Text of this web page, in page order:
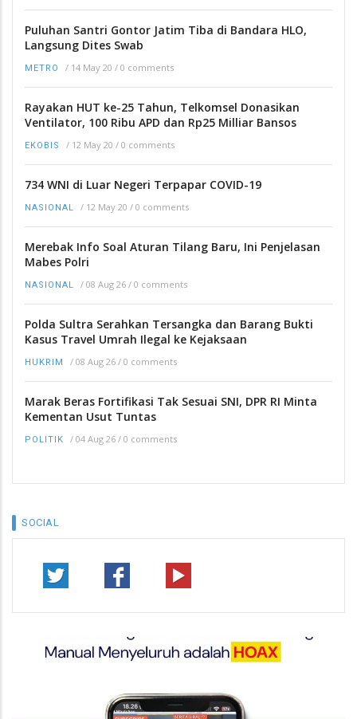
Puluhan Santri Gontor Jatim Tiba di Bandara HLO,
Langsung Dites Swab
METRO / 14 May 20 / 0 comments
Rayakan HUT ke-25 Tahun, Telkomsel Donasikan
Ventilator, 100 Ribu APD dan Rp25 Milliar Bansos
EKOBIS / 12 May 20 / 0 comments
734 WNI di Luar Negeri Terpapar COVID-19
NASIONAL / 12 May 20 / 0 comments
Merebak Info Soal Aturan Tilang Baru, Ini Penjelasan
Mabes Polri
NASIONAL / 08 Aug 26 / 0 comments
Polda Sultra Serahkan Tersangka dan Barang Bukti
Kasus Travel Umrah Ilegal ke Kejaksaan
HUKRIM / 08 Aug 26 / 0 comments
Marak Beras Fortifikasi Tak Sesuai SNI, DPR RI Minta
Kementan Usut Tuntas
POLITIK / 04 Aug 26 / 0 comments
SOCIAL